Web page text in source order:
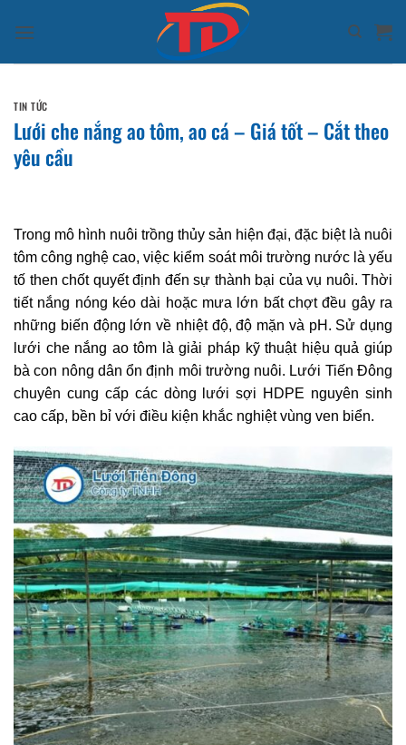
qua
TIN TỨC
Lưới che nắng ao tôm, ao cá – Giá tốt – Cắt theo
yêu cầu
Trong mô hình nuôi trồng thủy sản hiện đại, đặc biệt là nuôi
tôm công nghệ cao, việc kiểm soát môi trường nước là yếu
tố then chốt quyết định đến sự thành bại của vụ nuôi. Thời
tiết nắng nóng kéo dài hoặc mưa lớn bất chợt đều gây ra
những biến động lớn về nhiệt độ, độ mặn và pH. Sử dụng
lưới che nắng ao tôm là giải pháp kỹ thuật hiệu quả giúp
bà con nông dân ổn định môi trường nuôi. Lưới Tiến Đông
chuyên cung cấp các dòng lưới sợi HDPE nguyên sinh
cao cấp, bền bỉ với điều kiện khắc nghiệt vùng ven biển.